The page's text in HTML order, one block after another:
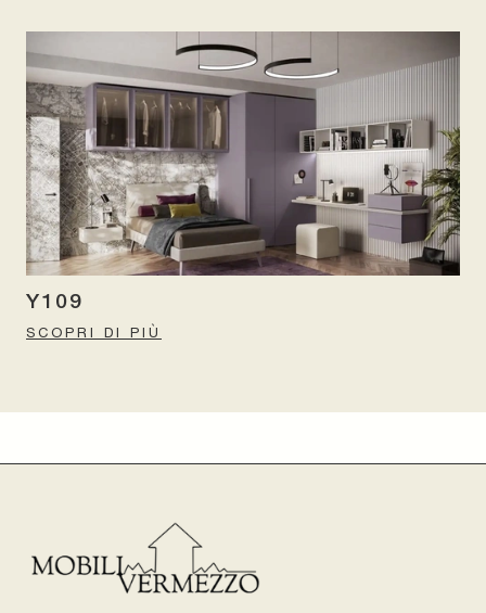
Y109
SCOPRI DI PIÙ